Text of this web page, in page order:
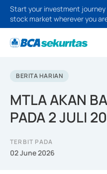
Start your investment
stock market wherever you
BERITA HARIAN
MTLA AKAN
PADA 2 JULI
TERBIT PADA
02 June 2026